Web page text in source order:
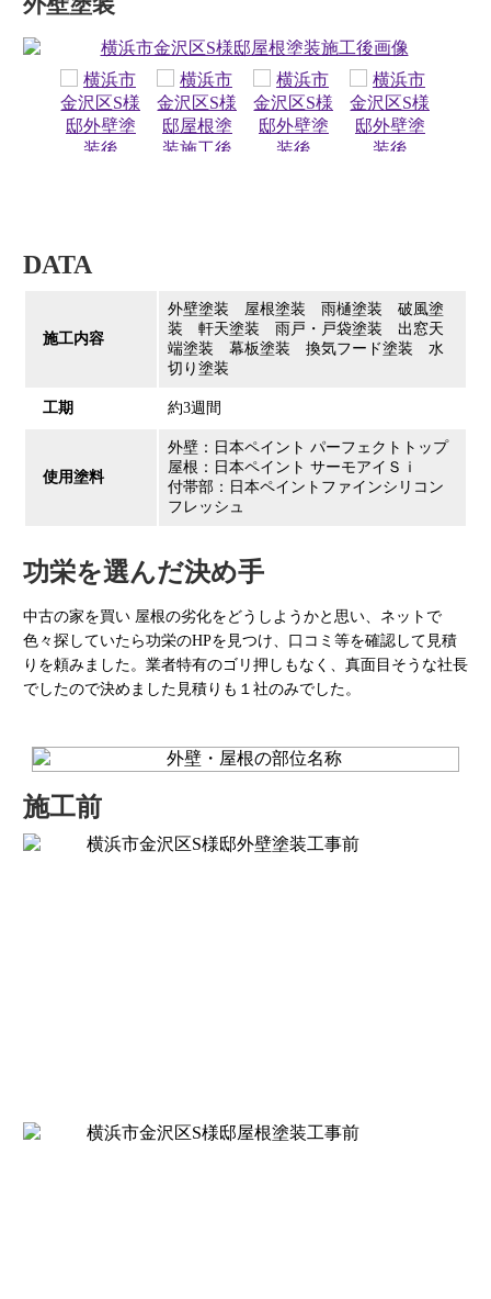
DATA
施工内容
外壁塗装 屋根塗装 雨樋塗装 破風塗
装 軒天塗装 雨戸・戸袋塗装 出窓天
端塗装 幕板塗装 換気フード塗装 水
切り塗装
工期 約3週間
使用塗料
外壁：日本ペイント パーフェクトトップ
屋根：日本ペイント サーモアイＳｉ
付帯部：日本ペイントファインシリコン
フレッシュ
功栄を選んだ決め手
中古の家を買い 屋根の劣化をどうしようかと思い、ネットで
色々探していたら功栄のHPを見つけ、口コミ等を確認して見積
りを頼みました。業者特有のゴリ押しもなく、真面目そうな社長
でしたので決めました見積りも１社のみでした。
施工前